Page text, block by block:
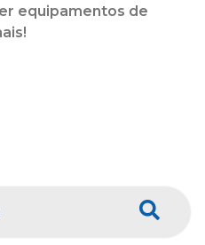
equipamentos de